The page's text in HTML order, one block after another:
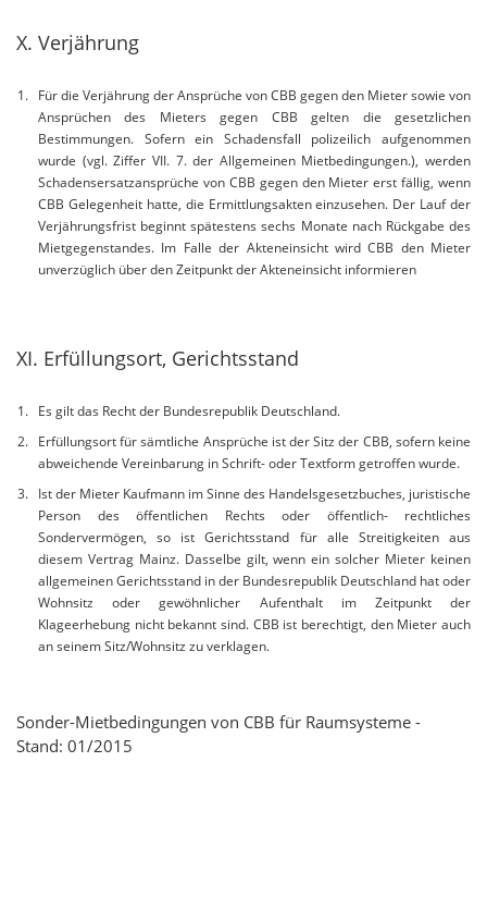
X. Verjährung
Für die Verjährung der Ansprüche von CBB gegen den Mieter sowie von
Ansprüchen des Mieters gegen CBB gelten die gesetzlichen
Bestimmungen. Sofern ein Schadensfall polizeilich aufgenommen
wurde (vgl. Ziffer VII. 7. der Allgemeinen Mietbedingungen.), werden
Schadensersatzansprüche von CBB gegen den Mieter erst fällig, wenn
CBB Gelegenheit hatte, die Ermittlungsakten einzusehen. Der Lauf der
Verjährungsfrist beginnt spätestens sechs Monate nach Rückgabe des
Mietgegenstandes. Im Falle der Akteneinsicht wird CBB den Mieter
unverzüglich über den Zeitpunkt der Akteneinsicht informieren
XI. Erfüllungsort, Gerichtsstand
Es gilt das Recht der Bundesrepublik Deutschland.
Erfüllungsort für sämtliche Ansprüche ist der Sitz der CBB, sofern keine
abweichende Vereinbarung in Schrift- oder Textform getroffen wurde.
Ist der Mieter Kaufmann im Sinne des Handelsgesetzbuches, juristische
Person des öffentlichen Rechts oder öffentlich- rechtliches
Sondervermögen, so ist Gerichtsstand für alle Streitigkeiten aus
diesem Vertrag Mainz. Dasselbe gilt, wenn ein solcher Mieter keinen
allgemeinen Gerichtsstand in der Bundesrepublik Deutschland hat oder
Wohnsitz oder gewöhnlicher Aufenthalt im Zeitpunkt der
Klageerhebung nicht bekannt sind. CBB ist berechtigt, den Mieter auch
an seinem Sitz/Wohnsitz zu verklagen.
Sonder-Mietbedingungen von CBB für Raumsysteme -
Stand: 01/2015